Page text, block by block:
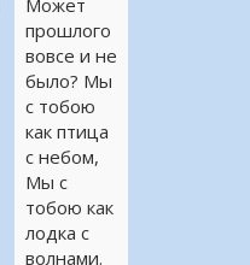
Может
прошлого
вовсе и не
было? Мы
с тобою
как птица
с небом,
Мы с
тобою как
лодка с
волнами.